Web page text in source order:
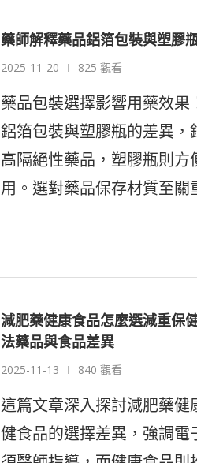
藥師解釋藥品鋁箔包裝與塑膠
2025-11-20 825 觀看
藥品包裝選擇影響用藥效果
鋁箔包裝與塑膠瓶的差異，
高隔絕性藥品，塑膠瓶則方
用。選對藥品保存材質至關
減肥藥健康食品怎麼選減重保
法藥品與食品差異
2025-11-13 840 觀看
這篇文章深入探討減肥藥健
健食品的選擇差異，強調電